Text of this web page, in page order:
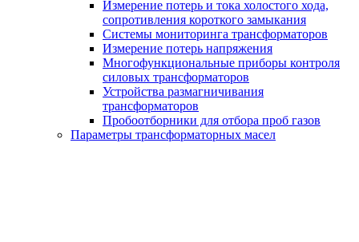
Измерение потерь и тока холостого хода,
сопротивления короткого замыкания
Системы мониторинга трансформаторов
Измерение потерь напряжения
Многофункциональные приборы контроля
силовых трансформаторов
Устройства размагничивания
трансформаторов
Пробоотборники для отбора проб газов
Параметры трансформаторных масел